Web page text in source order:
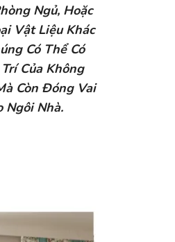
Ngủ, Hoặc
Vật Liệu Khác
Có Thể Có
Của Không
Còn Đóng Vai
Ngôi Nhà.